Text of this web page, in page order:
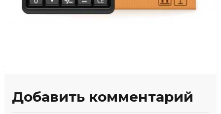
аДобавить комментарий